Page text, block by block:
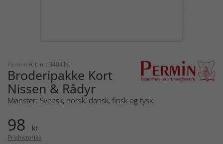
Permin Art. nr: 340419
Broderipakke Kort
Nissen & Rådyr
Mønster: Svensk, norsk, dansk, finsk og tysk.
98 kr
Prishistorikk